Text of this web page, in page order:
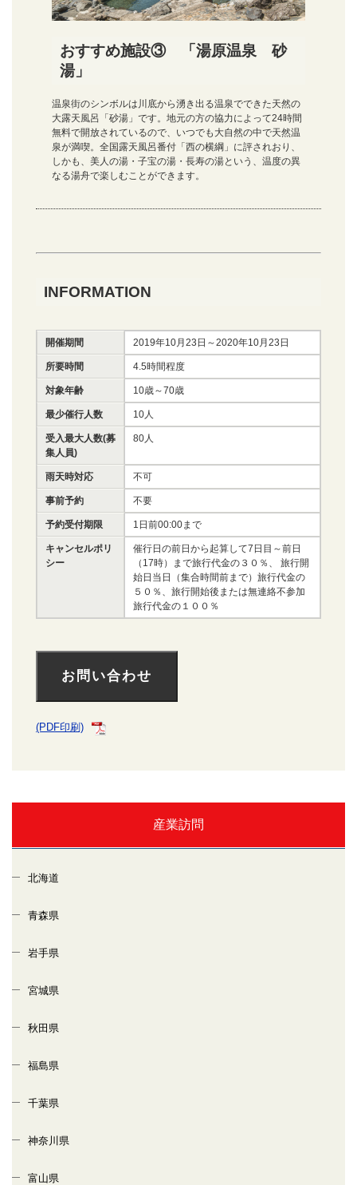
おすすめ施設③ 「湯原温泉 砂
湯」
温泉街のシンボルは川底から湧き出る温泉でできた天然の
大露天風呂「砂湯」です。地元の方の協力によって24時間
無料で開放されているので、いつでも大自然の中で天然温
泉が満喫。全国露天風呂番付「西の横綱」に評されおり、
しかも、美人の湯・子宝の湯・長寿の湯という、温度の異
なる湯舟で楽しむことができます。
INFORMATION
開催期間 2019年10月23日～2020年10月23日
所要時間 4.5時間程度
対象年齢 10歳～70歳
最少催行人数 10人
受入最大人数(募
集人員)
80人
雨天時対応 不可
事前予約 不要
予約受付期限 1日前00:00まで
キャンセルポリ
シー
催行日の前日から起算して7日目～前日
（17時）まで旅行代金の３０％、 旅行開
始日当日（集合時間前まで）旅行代金の
５０％、旅行開始後または無連絡不参加
旅行代金の１００％
お問い合わせ
(PDF印刷)
産業訪問
北海道
青森県
岩手県
宮城県
秋田県
福島県
千葉県
神奈川県
富山県